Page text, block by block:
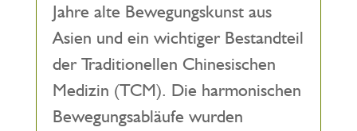
Jahre alte Bewegungskunst aus
Asien und ein wichtiger Bestandteil
der Traditionellen Chinesischen
Medizin (TCM). Die harmonischen
Bewegungsabläufe wurden